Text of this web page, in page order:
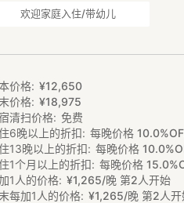
欢迎家庭入住/带幼儿
价格 ¥12,650
价格
¥18,975
清扫价格
免费
6晚以上的折扣
每晚价格
13晚以上的折扣
每晚价格
1个月以上的折扣
每晚价格
1人的价格
¥1,265/晚 第2人开始
每加1人的价格
¥1,265/晚 第2人开